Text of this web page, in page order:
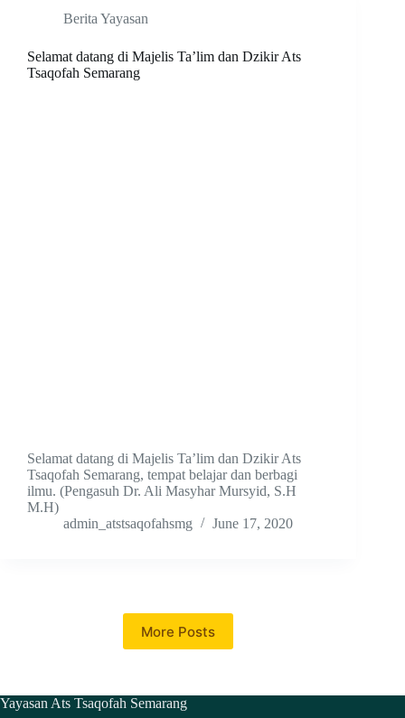
Berita Yayasan
Selamat datang di Majelis Ta’lim dan Dzikir Ats
Tsaqofah Semarang
Selamat datang di Majelis Ta’lim dan Dzikir Ats
Tsaqofah Semarang, tempat belajar dan berbagi
ilmu. (Pengasuh Dr. Ali Masyhar Mursyid, S.H
M.H)
admin_atstsaqofahsmg
June 17, 2020
More Posts
Yayasan Ats Tsaqofah Semarang